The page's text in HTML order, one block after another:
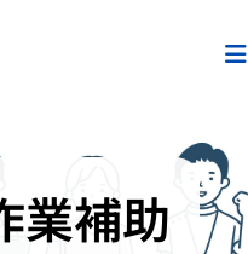
業補助